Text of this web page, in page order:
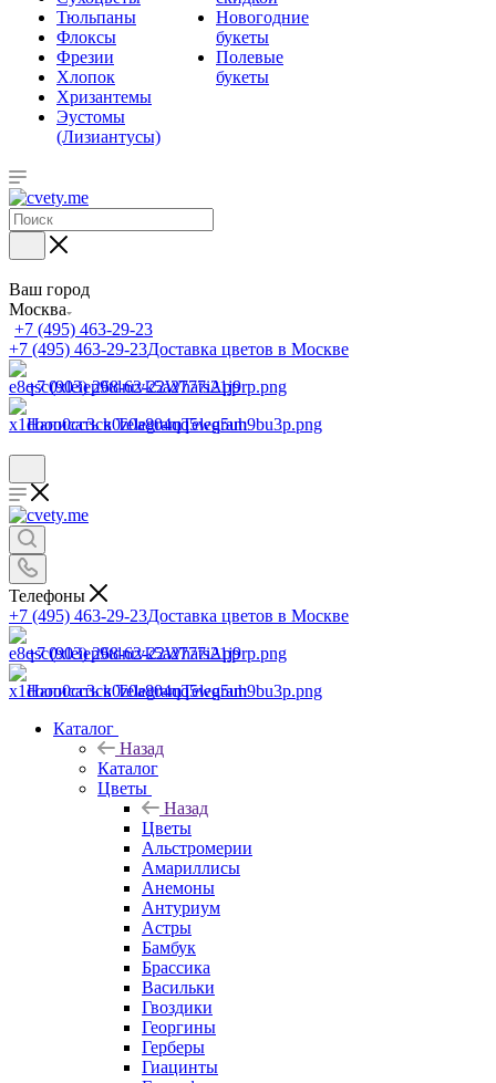
Тюльпаны
Флоксы
Фрезии
Хлопок
Хризантемы
Эустомы
(Лизиантусы)
Новогодние
букеты
Полевые
букеты
Ваш город
Москва
+7 (495) 463-29-23
+7 (495) 463-29-23Доставка цветов в Москве
+7 (903) 268-62-22WhatsApp
Написать в TelegramTelegram
Телефоны
+7 (495) 463-29-23Доставка цветов в Москве
+7 (903) 268-62-22WhatsApp
Написать в TelegramTelegram
Каталог
Назад
Каталог
Цветы
Назад
Цветы
Альстромерии
Амариллисы
Анемоны
Антуриум
Астры
Бамбук
Брассика
Васильки
Гвоздики
Георгины
Герберы
Гиацинты